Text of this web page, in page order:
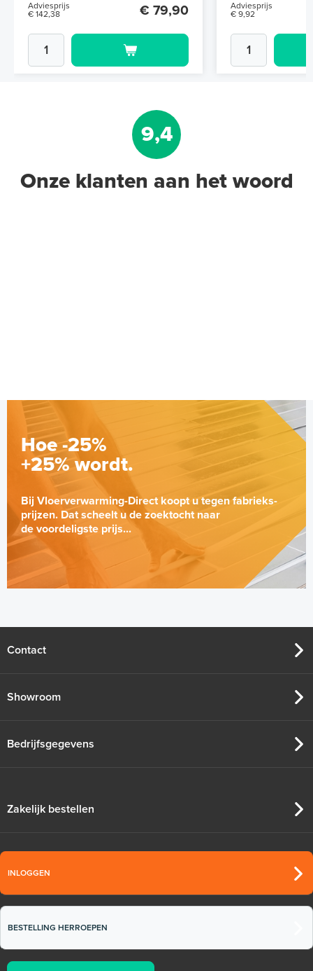
Adviesprijs
€ 142,38
€ 79,90
Adviesprijs
€ 9,92
9,4
Onze klanten aan het woord
Hoe -25%
+25% wordt.
Bij Vloerverwarming-Direct koopt u tegen fabrieks-
prijzen. Dat scheelt u de zoektocht naar
de voordeligste prijs...
Contact
Showroom
Bedrijfsgegevens
Zakelijk bestellen
INLOGGEN
BESTELLING HERROEPEN